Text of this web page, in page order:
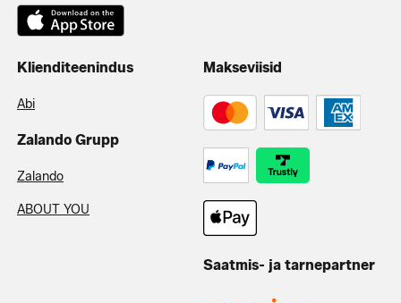
Klienditeenindus
Abi
Zalando Grupp
Zalando
ABOUT YOU
Makseviisid
Saatmis- ja tarnepartner